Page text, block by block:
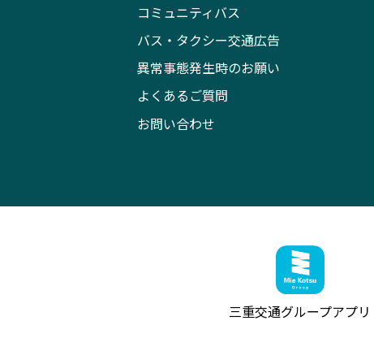
コミュニティバス
バス・タクシー交通広告
異常事態発生時のお願い
よくあるご質問
お問い合わせ
三重交通グループアプリ